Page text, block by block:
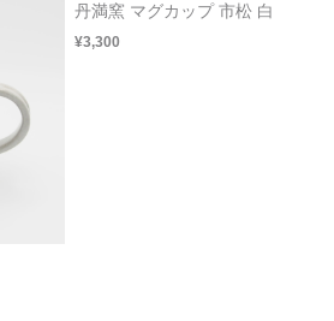
丹満窯 マグカップ 市松 白
¥3,300